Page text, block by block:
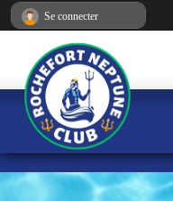
Se connecter
Panneau de gestion des cookies